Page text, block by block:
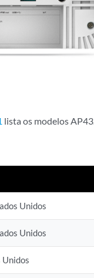
lista os modelos AP43.
Unidos
Unidos
Unidos